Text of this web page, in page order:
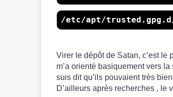
/etc/apt/
Virer le dépôt de Satan, c’est le
m’a orienté basiquement vers
suis dit qu’ils pouvaient très
D’ailleurs après recherches , le